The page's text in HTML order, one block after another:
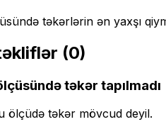
təkərlərin ən yaxşı
(0)
təkər tapılmadı
ölçüdə təkər mövcud deyil.